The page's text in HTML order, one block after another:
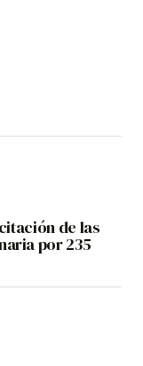
de las
por 235